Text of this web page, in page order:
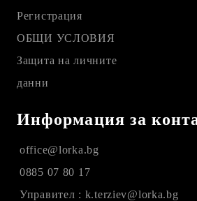
Регистрация
ОБЩИ УСЛОВИЯ
Защита на личните
данни
Информация за
office@lorka.bg
0885 07 80 17
Управител : k.terziev@lorka.bg